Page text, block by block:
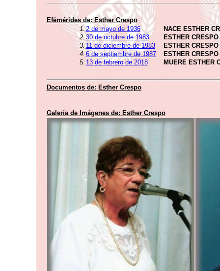
Efémérides de:Esther Crespo
1. 2 de mayo de 1936
NACE ESTHER
2.30 de octubre de 1983
ESTHER
3.11 de diciembre de 1983
ESTHER
4. 6 de septiembre de 1987
ESTHER
5. 13 de febrero de 2018 MUERE ESTHER
Documentos de: Esther Crespo
Galería de Imágenes de: Esther Crespo